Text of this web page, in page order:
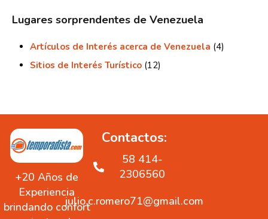
Lugares sorprendentes de Venezuela
Artículos de Interés acerca de Venezuela (4)
Sitios de Interés Turístico (12)
+20 Años de
Experiencia
brindando confort
Contactos:
58 414-
2306560
julio.c.romero71@gmail.com